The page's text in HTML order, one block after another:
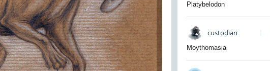
Platybelodon
custodian
Moythomasia